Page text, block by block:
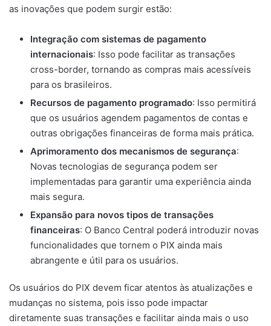
as inovações que podem surgir estão:
Integração com sistemas de pagamento
internacionais: Isso pode facilitar as transações
cross-border, tornando as compras mais acessíveis
para os brasileiros.
Recursos de pagamento programado: Isso permitirá
que os usuários agendem pagamentos de contas e
outras obrigações financeiras de forma mais prática.
Aprimoramento dos mecanismos de segurança:
Novas tecnologias de segurança podem ser
implementadas para garantir uma experiência ainda
mais segura.
Expansão para novos tipos de transações
financeiras: O Banco Central poderá introduzir novas
funcionalidades que tornem o PIX ainda mais
abrangente e útil para os usuários.
Os usuários do PIX devem ficar atentos às atualizações e
mudanças no sistema, pois isso pode impactar
diretamente suas transações e facilitar ainda mais o uso